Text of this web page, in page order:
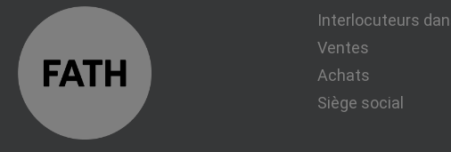
Interlocuteurs
Ventes
Achats
Siège social